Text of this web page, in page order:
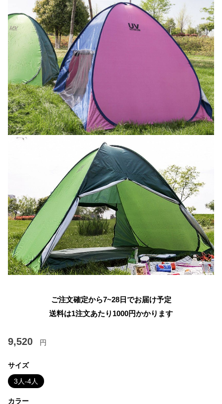
ご注文確定から7~28日でお届け予定
送料は1注文あたり 1000円かかります
9,520 円
サイズ
3人-4人
カラー